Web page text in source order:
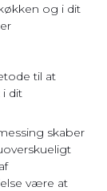
og i dit
til at
i dit
skaber
være at